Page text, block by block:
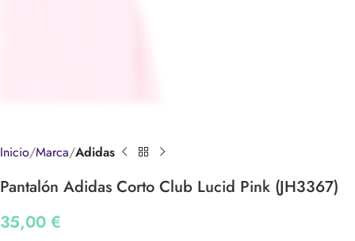
Inicio Marca Adidas
Pantalón Adidas Corto Club Lucid Pink (JH3367)
35,00 €